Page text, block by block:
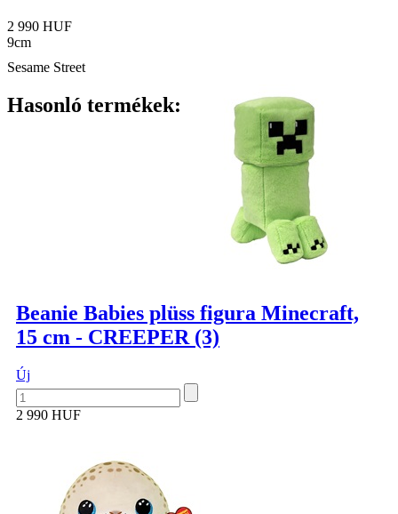
2 990 HUF
9cm
Sesame Street
Hasonló termékek:
Beanie Babies plüss figura Minecraft,
15 cm - CREEPER (3)
Új
2 990 HUF